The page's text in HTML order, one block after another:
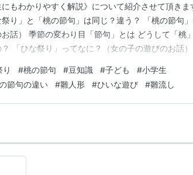
もわかりやすく解説》について紹介させて頂き
祭り」と「桃の節句」は同じ？違う？ 「桃の節句
話） 季節の変わり目「節句」とは どうして「桃
「ひな祭り」ってなに？（女の子の遊びのお話
のひみつ） 江戸時代の将軍様が決めたルール 立
小学生のお子さんに伝えるとき…
り #桃の節句 #豆知識 #子ども #小学生
節句の違い #雛人形 #ひいな遊び #雛流し